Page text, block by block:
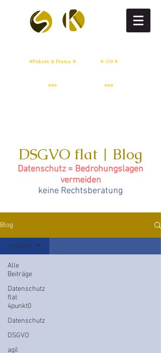
⭐Pakete & Preise ⭐ ⭐ <10 ⭐
⭐⭐⭐ ⭐⭐⭐
DSGVO flat | Blog
Datenschutz = Bedrohungslagen
vermeiden
keine Rechtsberatung
Blog
Alle
Beiträge
Datenschutz
flat
4punkt0
Datenschutz
DSGVO
agil
Hygiene